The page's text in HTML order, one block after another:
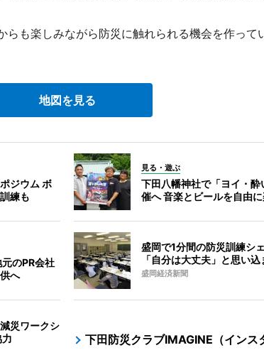
も楽しみながら防災に触れられる機会を作って
地図を見る
ジウム ボ
練も
見る・遊ぶ
下田八幡神社で「ヨイ・酔
催へ 音楽とビールを自由
のPR会社
へ
盛岡で1分間の防災訓練シ
「自分は大丈夫」と思い込
盛岡経済新聞
災ワークシ
下田防災クラブIMAGINE（インス